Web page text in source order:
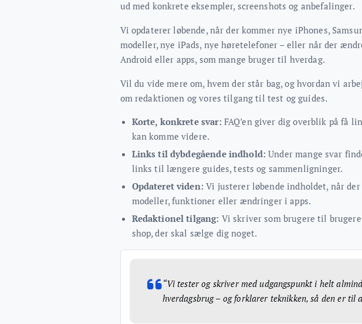
ud med konkrete eksempler, screenshots og anbefalinger.
Vi opdaterer løbende, når der kommer nye iPhones,
modeller, nye iPads, nye høretelefoner – eller når der
Android eller apps, som mange bruger til hverdag.
Vil du vide mere om, hvem der står bag, og hvordan vi
om redaktionen og vores tilgang til test og guides.
Korte, konkrete svar: FAQ’en giver dig overblik på få
kan komme videre.
Links til dybdegående indhold: Under mange svar
links til længere guides, tests og sammenligninger.
Opdateret viden: Vi justerer løbende indholdet, når der
modeller, funktioner eller ændringer i apps.
Redaktionel tilgang: Vi skriver som brugere til
shop, der skal sælge dig noget.
“Vi tester og skriver med udgangspunkt i helt
hverdagsbrug – og forklarer teknikken, så den er til